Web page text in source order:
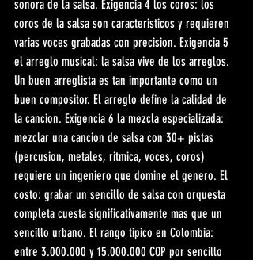
sonora de la salsa. Exigencia 4 los coros: los
coros de la salsa son caracteristicos y requieren
varias voces grabadas con precision. Exigencia 5
el arreglo musical: la salsa vive de los arreglos.
Un buen arreglista es tan importante como un
buen compositor. El arreglo define la calidad de
la cancion. Exigencia 6 la mezcla especializada:
mezclar una cancion de salsa con 30+ pistas
(percusion, metales, ritmica, voces, coros)
requiere un ingeniero que domine el genero. El
costo: grabar un sencillo de salsa con orquesta
completa cuesta significativamente mas que un
sencillo urbano. El rango tipico en Colombia:
entre 3.000.000 y 15.000.000 COP por sencillo